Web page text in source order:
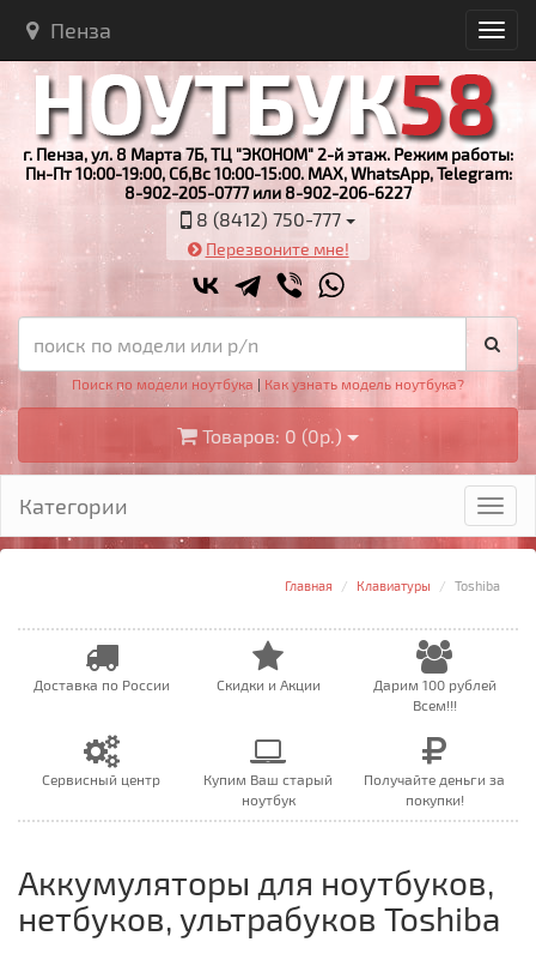
Пенза
г. Пенза, ул. 8 Марта 7Б, ТЦ "ЭКОНОМ" 2-й этаж. Режим работы:
Пн-Пт 10:00-19:00, Сб,Вс 10:00-15:00. MAX, WhatsApp, Telegram:
8-902-205-0777 или 8-902-206-6227
8 (8412) 750-777
Перезвоните мне!
Поиск по модели ноутбука | Как узнать модель ноутбука?
Товаров: 0 (0р.)
Категории
Главная Клавиатуры Toshiba
Доставка по России Скидки и Акции
Дарим 100 рублей
Всем!!!
Сервисный центр
Купим Ваш старый
ноутбук
Получайте деньги за
покупки!
Аккумуляторы для ноутбуков,
нетбуков, ультрабуков Toshiba